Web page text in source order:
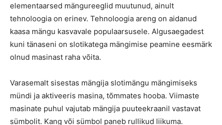
elementaarsed mängureeglid muutunud, ainult
tehnoloogia on erinev. Tehnoloogia areng on aidanud
kaasa mängu kasvavale populaarsusele. Algusaegadest
kuni tänaseni on slotikatega mängimise peamine eesmärk
olnud masinast raha võita.
Varasemalt sisestas mängija slotimängu mängimiseks
mündi ja aktiveeris masina, tõmmates hooba. Viimaste
masinate puhul vajutab mängija puuteekraanil vastavat
sümbolit. Kang või sümbol paneb rullikud liikuma.